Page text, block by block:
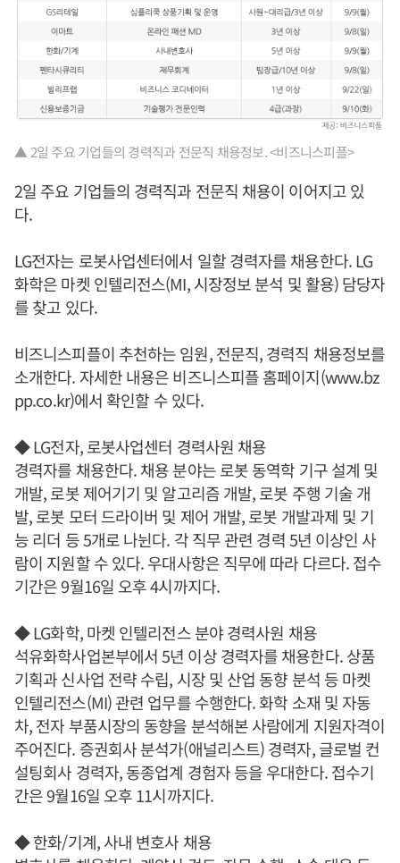
▲ 2일 주요 기업들의 경력직과 전문직 채용정보. <비즈니스피플>
2일 주요 기업들의 경력직과 전문직 채용이 이어지고 있
다.
LG전자는 로봇사업센터에서 일할 경력자를 채용한다. LG
화학은 마켓 인텔리전스(MI, 시장정보 분석 및 활용) 담당자
를 찾고 있다.
비즈니스피플이 추천하는 임원, 전문직, 경력직 채용정보를
소개한다. 자세한 내용은 비즈니스피플 홈페이지(www.bz
pp.co.kr)에서 확인할 수 있다.
◆ LG전자, 로봇사업센터 경력사원 채용
경력자를 채용한다. 채용 분야는 로봇 동역학 기구 설계 및
개발, 로봇 제어기기 및 알고리즘 개발, 로봇 주행 기술 개
발, 로봇 모터 드라이버 및 제어 개발, 로봇 개발과제 및 기
능 리더 등 5개로 나뉜다. 각 직무 관련 경력 5년 이상인 사
람이 지원할 수 있다. 우대사항은 직무에 따라 다르다. 접수
기간은 9월16일 오후 4시까지다.
◆ LG화학, 마켓 인텔리전스 분야 경력사원 채용
석유화학사업본부에서 5년 이상 경력자를 채용한다. 상품
기획과 신사업 전략 수립, 시장 및 산업 동향 분석 등 마켓
인텔리전스(MI) 관련 업무를 수행한다. 화학 소재 및 자동
차, 전자 부품시장의 동향을 분석해본 사람에게 지원자격이
주어진다. 증권회사 분석가(애널리스트) 경력자, 글로벌 컨
설팅회사 경력자, 동종업계 경험자 등을 우대한다. 접수기
간은 9월16일 오후 11시까지다.
◆ 한화/기계, 사내 변호사 채용